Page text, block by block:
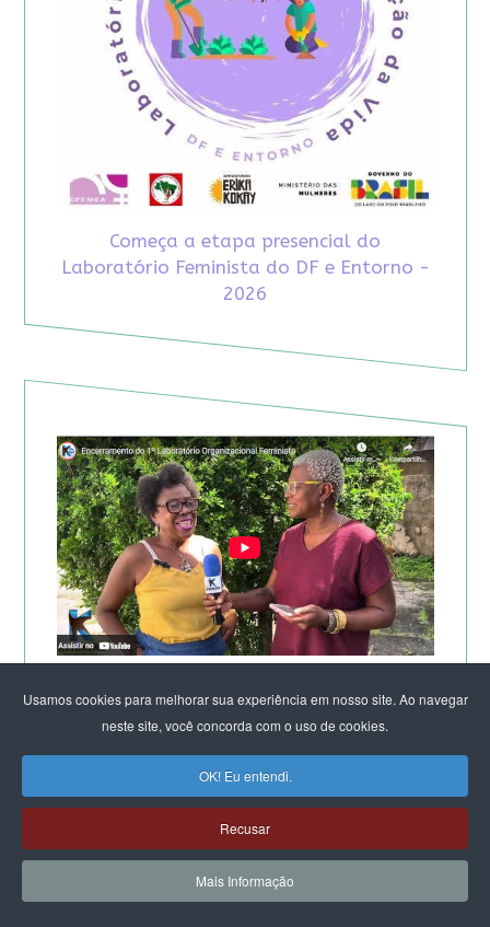
Usamos cookies para melhorar sua experiência em nosso site. Ao navegar
neste site, você concorda com o uso de cookies.
OK! Eu entendi.
Recusar
Mais Informação
Começa a etapa presencial do
Laboratório Feminista do DF e Entorno -
2026
DE SALVADOR